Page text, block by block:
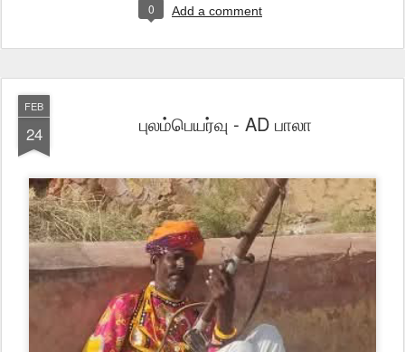
0 Add a comment
FEB
24 புலம்பெயர்வு - AD பாலா